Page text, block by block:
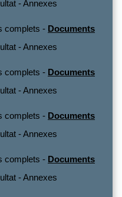
- Annexes
complets - Documents
- Annexes
complets - Documents
- Annexes
complets - Documents
- Annexes
complets - Documents
- Annexes